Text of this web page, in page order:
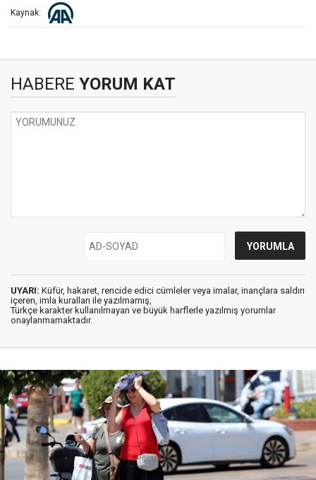
Kaynak:
HABERE YORUM KAT
UYARI: Küfür, hakaret, rencide edici cümleler veya imalar, inançlara saldırı
içeren, imla kuralları ile yazılmamış,
Türkçe karakter kullanılmayan ve büyük harflerle yazılmış yorumlar
onaylanmamaktadır.